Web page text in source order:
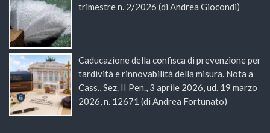
trimestre n. 2/2026 (di Andrea Giocondi)
Caducazione della confisca di prevenzione per
tardività e rinnovabilità della misura. Nota a
Cass., Sez. II Pen., 3 aprile 2026, ud. 19 marzo
2026, n. 12671 (di Andrea Fortunato)